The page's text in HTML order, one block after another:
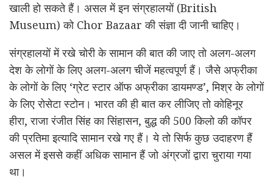
खाली हो सकते हैं। असल में इन संग्रहालयों (British
Museum) को Chor Bazaar की संज्ञा दी जानी चाहिए।
संग्रहालयों में रखे चोरी के सामान की बात की जाए तो अलग-अलग
देश के लोगों के लिए अलग-अलग चीजें महत्वपूर्ण हैं। जैसे अफ्रीका
के लोगों के लिए ‘ग्रेट स्टार ऑफ अफ्रीका डायमण्ड’, मिश्र के लोगों
के लिए रोसेटा स्टोन। भारत की ही बात कर लीजिए तो कोहिनूर
हीरा, राजा रंजीत सिंह का सिंहासन, बुद्ध की 500 किलो की कॉपर
की प्रतिमा इत्यादि सामान रखे गए हैं। ये तो सिर्फ कुछ उदाहरण हैं
असल में इससे कहीं अधिक सामान हैं जो अंग्रजों द्वारा चुराया गया
था।